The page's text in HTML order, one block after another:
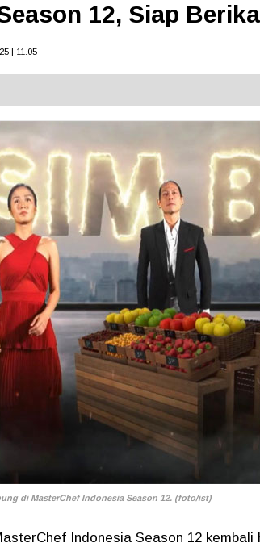
12, Siap
| 11.05
di MasterChef Indonesia Season 12. (foto/ist)
Indonesia Season 12